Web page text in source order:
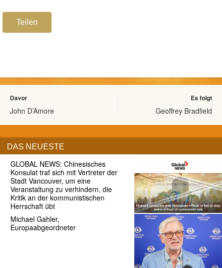
Teilen
Davor
John D’Amore
Es folgt
Geoffrey Bradfield
DAS NEUESTE
GLOBAL NEWS: Chinesisches
Konsulat traf sich mit Vertreter der
Stadt Vancouver, um eine
Veranstaltung zu verhindern, die
Kritik an der kommunistischen
Herrschaft übt
Michael Gahler,
Europaabgeordneter